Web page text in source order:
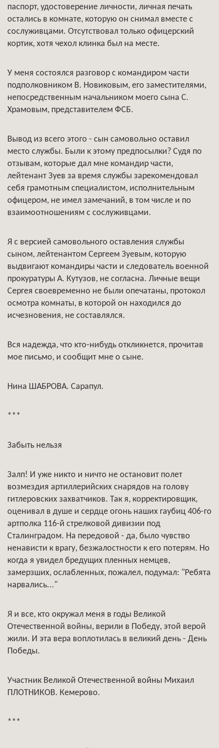
паспорт, удостоверение личности, личная печать
остались в комнате, которую он снимал вместе с
сослуживцами. Отсутствовал только офицерский
кортик, хотя чехол клинка был на месте.
У меня состоялся разговор с командиром части
подполковником В. Новиковым, его заместителями,
непосредственным начальником моего сына С.
Храмовым, представителем ФСБ.
Вывод из всего этого - сын самовольно оставил
место службы. Были к этому предпосылки? Судя по
отзывам, которые дал мне командир части,
лейтенант Зуев за время службы зарекомендовал
себя грамотным специалистом, исполнительным
офицером, не имел замечаний, в том числе и по
взаимоотношениям с сослуживцами.
Я с версией самовольного оставления службы
сыном, лейтенантом Сергеем Зуевым, которую
выдвигают командиры части и следователь военной
прокуратуры А. Кутузов, не согласна. Личные вещи
Сергея своевременно не были опечатаны, протокол
осмотра комнаты, в которой он находился до
исчезновения, не составлялся.
Вся надежда, что кто-нибудь откликнется, прочитав
мое письмо, и сообщит мне о сыне.
Нина ШАБРОВА. Сарапул.
***
Забыть нельзя
Залп! И уже никто и ничто не остановит полет
возмездия артиллерийских снарядов на голову
гитлеровских захватчиков. Так я, корректировщик,
оценивал в душе и сердце огонь наших гаубиц 406-го
артполка 116-й стрелковой дивизии под
Сталинградом. На передовой - да, было чувство
ненависти к врагу, безжалостности к его потерям. Но
когда я увидел бредущих пленных немцев,
замерзших, ослабленных, пожалел, подумал: "Ребята
нарвались..."
Я и все, кто окружал меня в годы Великой
Отечественной войны, верили в Победу, этой верой
жили. И эта вера воплотилась в великий день - День
Победы.
Участник Великой Отечественной войны Михаил
ПЛОТНИКОВ. Кемерово.
***